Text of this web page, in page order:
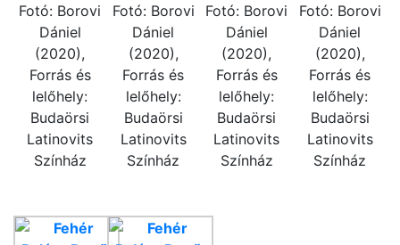
Fotó: Borovi
Dániel
(2020),
Forrás és
lelőhely:
Budaörsi
Latinovits
Színház
Fotó: Borovi
Dániel
(2020),
Forrás és
lelőhely:
Budaörsi
Latinovits
Színház
Fotó: Borovi
Dániel
(2020),
Forrás és
lelőhely:
Budaörsi
Latinovits
Színház
Fotó: Borovi
Dániel
(2020),
Forrás és
lelőhely:
Budaörsi
Latinovits
Színház